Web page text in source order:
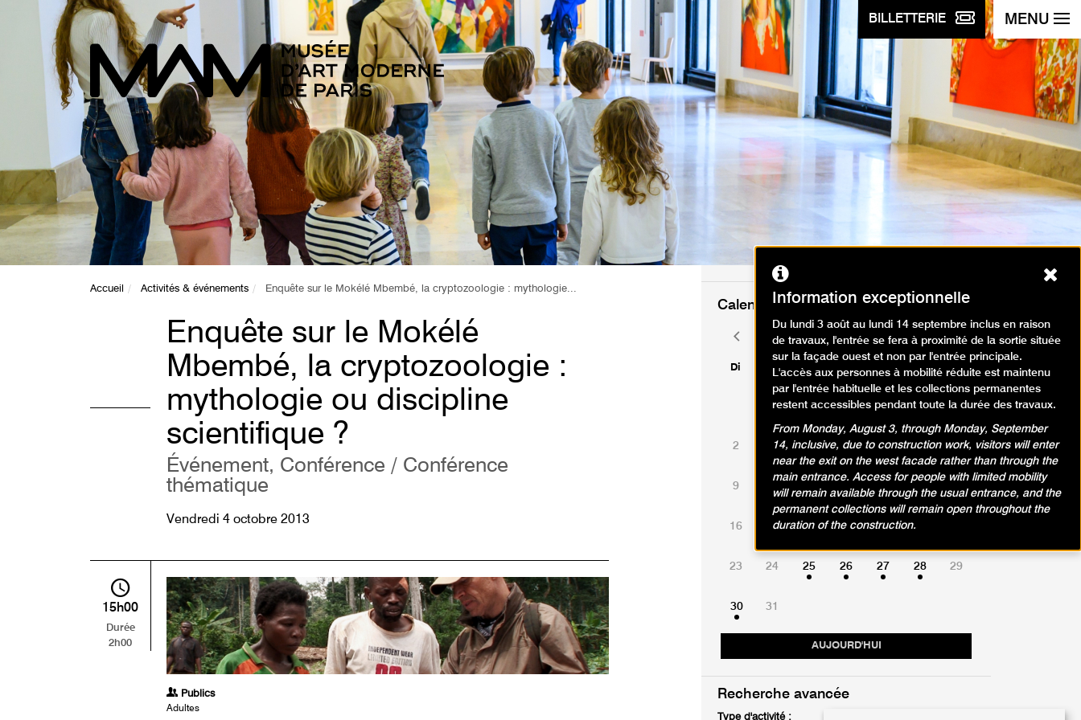
BILLETTERIE MENU
Accueil Activités & événements Enquête sur le Mokélé Mbembé, la cryptozoologie : mythologie...
Enquête sur le Mokélé
Mbembé, la cryptozoologie :
mythologie ou discipline
scientifique ?
Événement, Conférence / Conférence
thématique
Vendredi 4 octobre 2013
15h00
Durée
2h00
Publics
Adultes
Calendrier des événements
août 2026
Di Lu Ma Ve Sa
AUJOURD'HUI
1
2 3 4 5 6 7 8
9 12 13 14
16 17 18 19 20 21
23 24 25 26 27 28 29
30 31
Mois
précédent
Mois
suivant
Recherche avancée
Type d'activité :
Information exceptionnelle
Du lundi 3 août au lundi 14 septembre inclus en raison
de travaux, l'entrée se fera à proximité de la sortie située
sur la façade ouest et non par l'entrée principale.
L'accès aux personnes à mobilité réduite est maintenu
par l'entrée habituelle et les collections permanentes
restent accessibles pendant toute la durée des travaux.
From Monday, August 3, through Monday, September
14, inclusive, due to construction work, visitors will enter
near the exit on the west facade rather than through the
main entrance. Access for people with limited mobility
will remain available through the usual entrance, and the
permanent collections will remain open throughout the
duration of the construction.